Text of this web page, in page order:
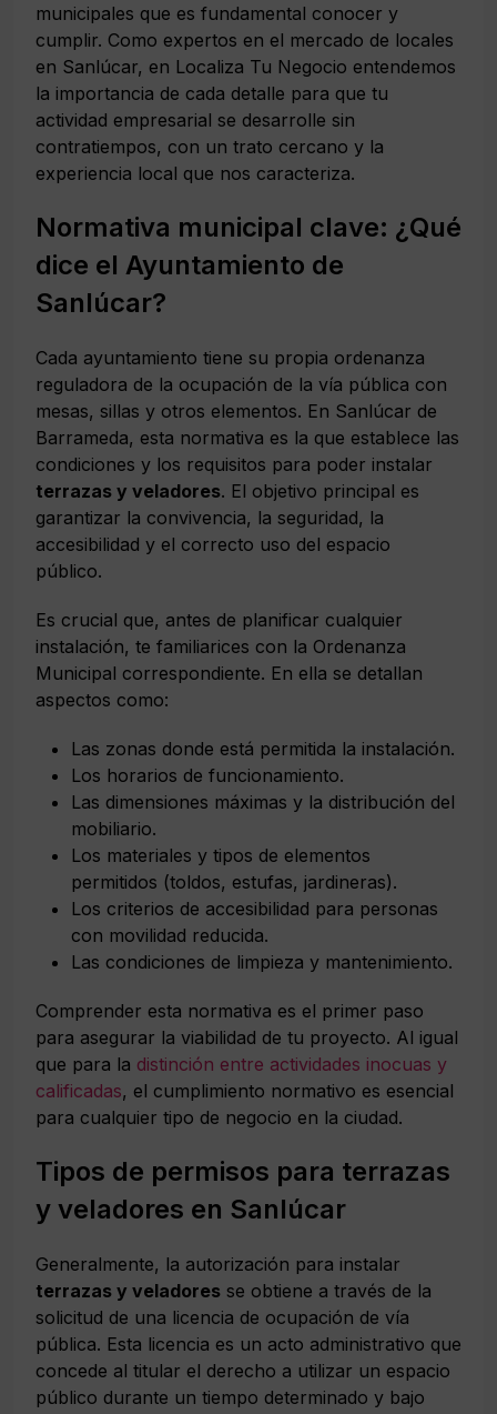
municipales que es fundamental conocer y
cumplir. Como expertos en el mercado de locales
en Sanlúcar, en Localiza Tu Negocio entendemos
la importancia de cada detalle para que tu
actividad empresarial se desarrolle sin
contratiempos, con un trato cercano y la
experiencia local que nos caracteriza.
Normativa municipal clave: ¿Qué
dice el Ayuntamiento de
Sanlúcar?
Cada ayuntamiento tiene su propia ordenanza
reguladora de la ocupación de la vía pública con
mesas, sillas y otros elementos. En Sanlúcar de
Barrameda, esta normativa es la que establece las
condiciones y los requisitos para poder instalar
terrazas y veladores. El objetivo principal es
garantizar la convivencia, la seguridad, la
accesibilidad y el correcto uso del espacio
público.
Es crucial que, antes de planificar cualquier
instalación, te familiarices con la Ordenanza
Municipal correspondiente. En ella se detallan
aspectos como:
Las zonas donde está permitida la instalación.
Los horarios de funcionamiento.
Las dimensiones máximas y la distribución del
mobiliario.
Los materiales y tipos de elementos
permitidos (toldos, estufas, jardineras).
Los criterios de accesibilidad para personas
con movilidad reducida.
Las condiciones de limpieza y mantenimiento.
Comprender esta normativa es el primer paso
para asegurar la viabilidad de tu proyecto. Al igual
que para la distinción entre actividades inocuas y
calificadas, el cumplimiento normativo es esencial
para cualquier tipo de negocio en la ciudad.
Tipos de permisos para terrazas
y veladores en Sanlúcar
Generalmente, la autorización para instalar
terrazas y veladores se obtiene a través de la
solicitud de una licencia de ocupación de vía
pública. Esta licencia es un acto administrativo que
concede al titular el derecho a utilizar un espacio
público durante un tiempo determinado y bajo